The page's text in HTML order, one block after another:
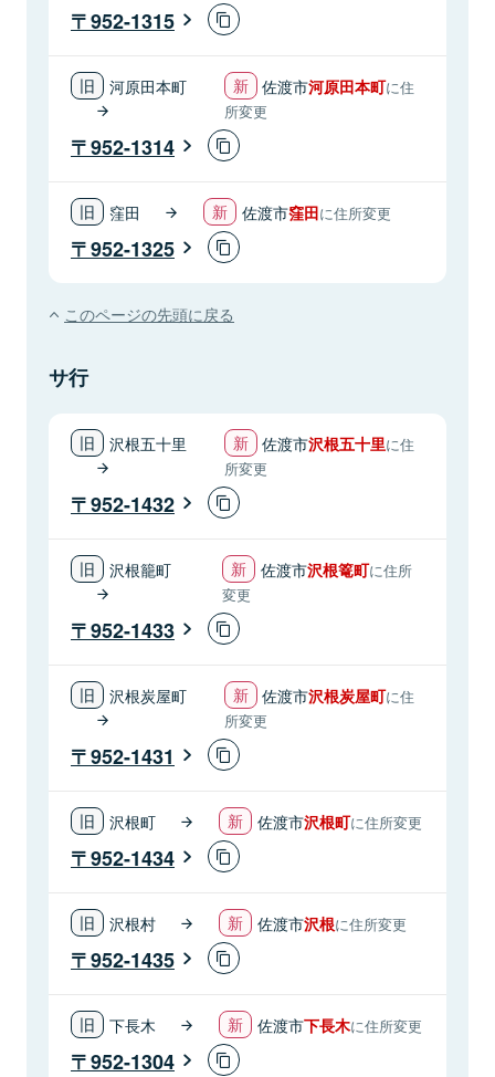
952-1315
河原田本町 佐渡市河原田本町に住
所変更
952-1314
窪田 佐渡市窪田に住所変更
952-1325
このページの先頭に戻る
サ行
沢根五十里 佐渡市沢根五十里に住
所変更
952-1432
沢根籠町 佐渡市沢根篭町に住所
変更
952-1433
沢根炭屋町 佐渡市沢根炭屋町に住
所変更
952-1431
沢根町 佐渡市沢根町に住所変更
952-1434
沢根村 佐渡市沢根に住所変更
952-1435
下長木 佐渡市下長木に住所変更
952-1304